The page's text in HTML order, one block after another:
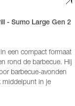
- Sumo Large Gen 2
een compact formaat
rond de barbecue. Hij
barbecue-avonden
middelpunt in je